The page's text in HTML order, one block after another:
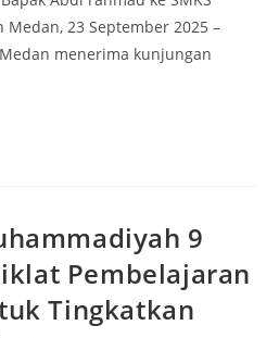
23 September 2025 –
menerima kunjungan
9
Pembelajaran
Tingkatkan